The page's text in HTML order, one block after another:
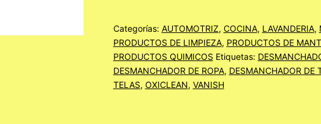
cantidad
Categorías: AUTOMOTRIZ, COCINA, LAVANDERIA,
PRODUCTOS DE LIMPIEZA, PRODUCTOS DE
PRODUCTOS QUIMICOS Etiquetas:
DESMANCHADOR DE ROPA, DESMANCHADOR DE
TELAS, OXICLEAN, VANISH